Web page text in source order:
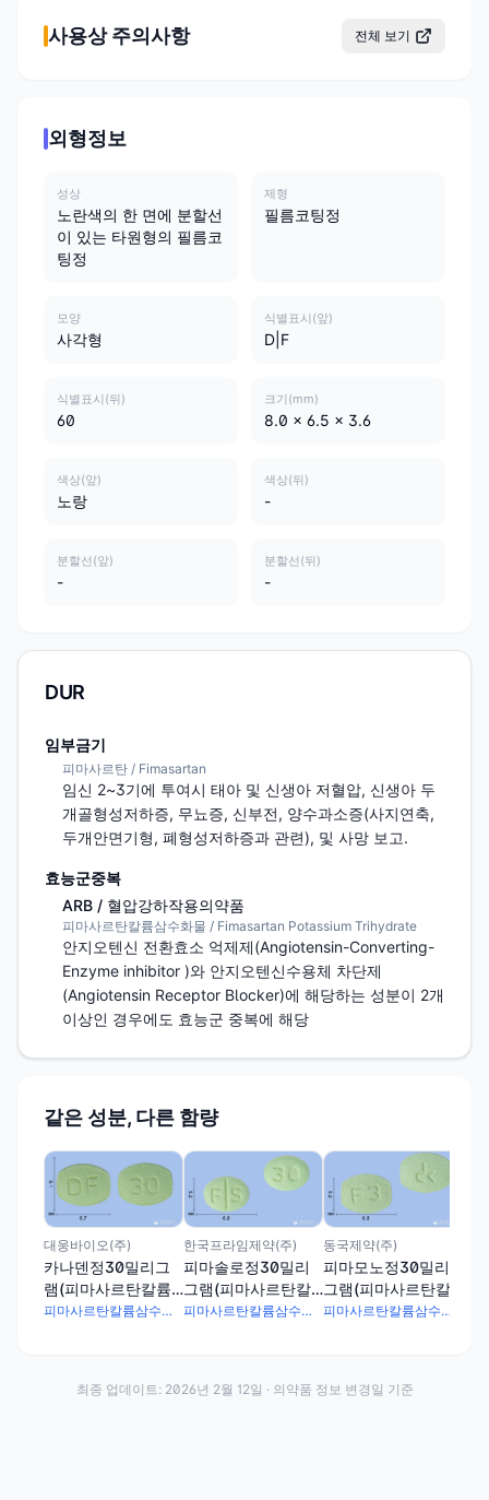
사용상 주의사항 전체 보기
외형정보
성상
노란색의 한 면에 분할선
이 있는 타원형의 필름코
팅정
제형
필름코팅정
모양
사각형
식별표시(앞)
D|F
식별표시(뒤)
60
크기(mm)
8.0 x 6.5 x 3.6
색상(앞)
노랑
색상(뒤)
-
분할선(앞)
-
분할선(뒤)
-
DUR
임부금기
피마사르탄 / Fimasartan
임신 2~3기에 투여시 태아 및 신생아 저혈압, 신생아 두
개골형성저하증, 무뇨증, 신부전, 양수과소증(사지연축,
두개안면기형, 폐형성저하증과 관련), 및 사망 보고.
효능군중복
ARB / 혈압강하작용의약품
피마사르탄칼륨삼수화물 / Fimasartan Potassium Trihydrate
안지오텐신 전환효소 억제제(Angiotensin-Converting-
Enzyme inhibitor )와 안지오텐신수용체 차단제
(Angiotensin Receptor Blocker)에 해당하는 성분이 2개
이상인 경우에도 효능군 중복에 해당
같은 성분, 다른 함량
대웅바이오(주)
카나덴정30밀리그
램(피마사르탄칼륨
삼수화물)
피마사르탄칼륨삼수화물 33.005mg
한국프라임제약(주)
피마솔로정30밀리
그램(피마사르탄칼
륨삼수화물)
피마사르탄칼륨삼수화물 33.005mg
동국제약(주)
피마모노정30밀리
그램(피마사르탄칼
륨삼수화물)
피마사르탄칼륨삼수화물 33.005mg
최종 업데이트: 2026년 2월 12일 · 의약품 정보 변경일 기준